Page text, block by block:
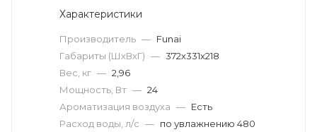
Характеристики
Производитель — Funai
Габариты (ШхВхГ) — 372х331х218
Вес, кг — 2,96
Мощность, Вт — 24
Ароматизация воздуха — Есть
Расход воды, л/c — по увлажнению 480